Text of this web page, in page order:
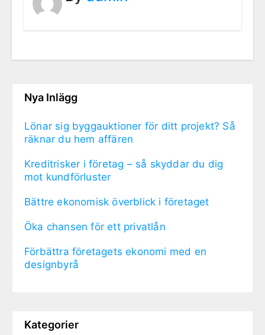
Nya Inlägg
Lönar sig byggauktioner för ditt projekt? Så
räknar du hem affären
Kreditrisker i företag – så skyddar du dig
mot kundförluster
Bättre ekonomisk överblick i företaget
Öka chansen för ett privatlån
Förbättra företagets ekonomi med en
designbyrå
Kategorier